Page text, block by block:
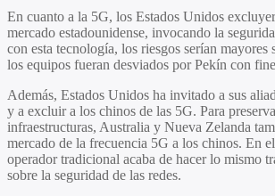
En cuanto a la 5G, los Estados Unidos
mercado estadounidense, invocando la
con esta tecnología, los riesgos serían mayores
los equipos fueran desviados por Pekín con
Además, Estados Unidos ha invitado a sus
y a excluir a los chinos de las 5G. Para
infraestructuras, Australia y Nueva Zelanda
mercado de la frecuencia 5G a los chinos. En
operador tradicional acaba de hacer lo mismo
sobre la seguridad de las redes.